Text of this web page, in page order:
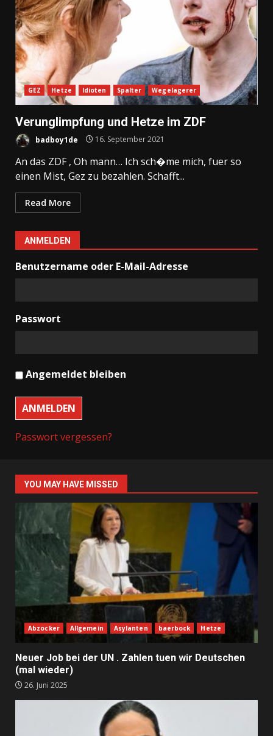
GEZ Hetze Idioten Spalter Wegelagerer
Verunglimpfung und Hetze im ZDF
badboy1de 16. September 2021
An das ZDF , Oh mann… Ich sch�me mich, fuer so
einen Mist, Gez zu bezahlen. Schafft...
Read More
ANMELDEN
Benutzername oder E-Mail-Adresse
Passwort
Angemeldet bleiben
ANMELDEN
Passwort vergessen?
YOU MAY HAVE MISSED
Abzocker Allgemein Asylanten baerbock Hetze
Neuer Job bei der UN . Zahlen tuen wir Deutschen
(mal wieder)
26. Juni 2025